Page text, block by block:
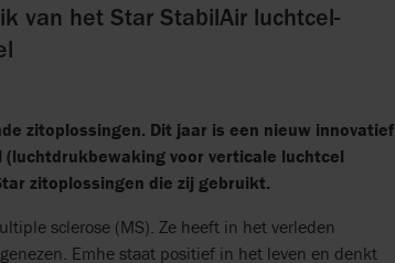
van het Star StabilAir luchtcel-
zitoplossingen. Dit jaar is een nieuw innovatief
voor verticale luchtcel
zitoplossingen die zij gebruikt.
sclerose (MS). Ze heeft in het verleden
Emhe staat positief in het leven en denkt